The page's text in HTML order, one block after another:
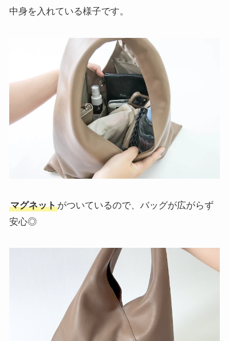
中身を入れている様子です。
マグネットがついているので、バッグが広がらず
安心◎